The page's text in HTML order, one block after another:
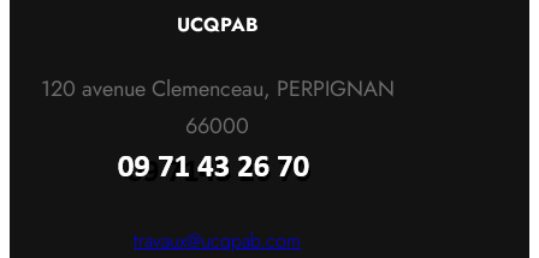
UCQPAB
120 avenue Clemenceau, PERPIGNAN
66000
travaux@ucqpab.com